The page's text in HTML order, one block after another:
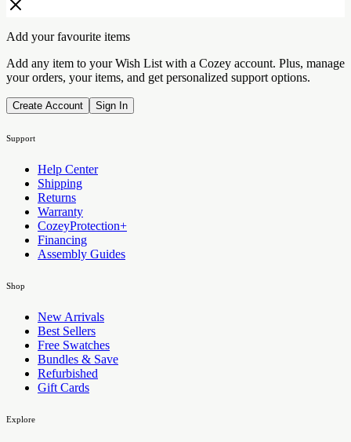
Add your favourite items
Add any item to your Wish List with a Cozey account. Plus, manage
your orders, your items, and get personalized support options.
Create Account Sign In
Support
Help Center
Shipping
Returns
Warranty
CozeyProtection+
Financing
Assembly Guides
Shop
New Arrivals
Best Sellers
Free Swatches
Bundles & Save
Refurbished
Gift Cards
Explore